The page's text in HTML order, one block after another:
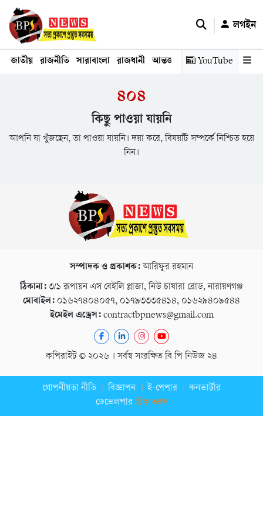
লগইন
জাতীয় রাজনীতি সারাবাংলা রাজধানী আন্তর্জাতিক অর্থনীতি তথ্য
YouTube
৪০৪
কিছু পাওয়া যায়নি
আপনি যা খুঁজছেন, তা পাওয়া যায়নি। দয়া করে, বিষয়টি সম্পর্কে নিশ্চিত হয়ে
নিন।
সম্পাদক ও প্রকাশক:আরিফুর রহমান
ঠিকানা: ৩/১ রূপায়ন এস বেইলি প্লাজা, নিউ চাষারা রোড, নারায়ণগঞ্জ
মোবাইল: ০১৬২৭৪০৪০৫৭, ০১৭৯৩৩৩৫৪১৪, ০১৬২৯৪০৯৫৪৪
ইমেইল এড্রেস:contractbpnews@gmail.com
কপিরাইট © ২০২৬ । সর্বস্ব সংরক্ষিত বি পি নিউজ ২৪
গোপনীয়তা নীতি বিজ্ঞাপন ই-পেপার
কনভার্টার
ডেভেলপার টেক তরঙ্গ